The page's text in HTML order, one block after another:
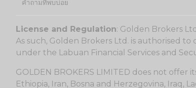
คำถามที่พบบ่อย
License and Regulation: Golden Brokers
As such, Golden Brokers Ltd. is authorised
under the Labuan Financial Services and
GOLDEN BROKERS LIMITED does not offer
Ethiopia, Iran, Bosna and Herzegovina, Iraq,